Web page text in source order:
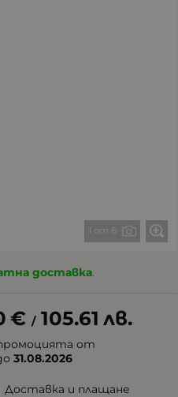
1 от 6
доставка.
€ / 105.61 лв.
от
31.08.2026
Доставка и плащане